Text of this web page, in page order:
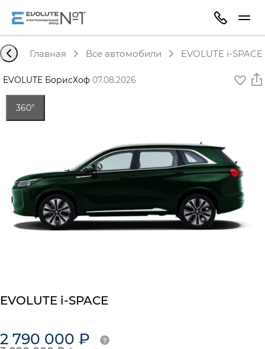
Главная Все автомобили EVOLUTE i-
EVOLUTE БорисХоф·07.08.2026
360°
EVOLUTE i-SPACE
2 790 000 ₽